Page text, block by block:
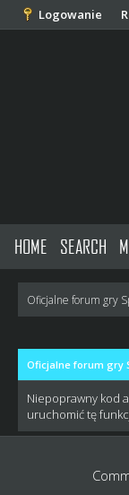
Logowanie
HOME SEARCH
Oficjalne forum gry
Oficjalne forum gry
Niepoprawny kod
uruchomić tę